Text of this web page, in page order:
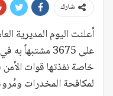
شارك
أعلنت اليوم المديرية
على 3675
لمكافحة المخدرات